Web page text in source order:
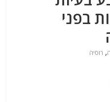
בפני
, רוסיה